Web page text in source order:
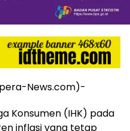
News.com)-
Konsumen (IHK) pada
inflasi yang tetap